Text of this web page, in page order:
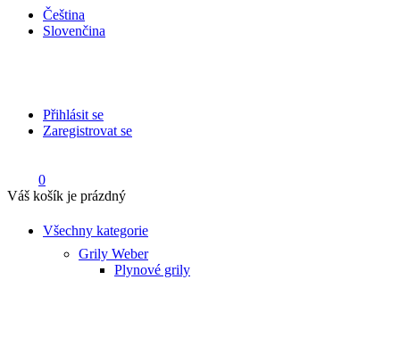
Čeština
Slovenčina
Přihlásit se
Zaregistrovat se
0
Váš košík je prázdný
Všechny kategorie
Grily Weber
Plynové grily